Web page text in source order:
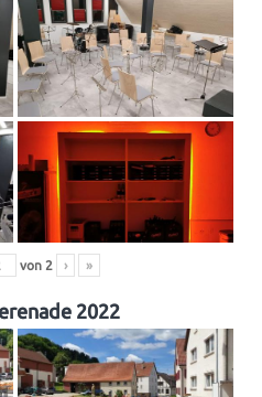
von 2 › »
2022